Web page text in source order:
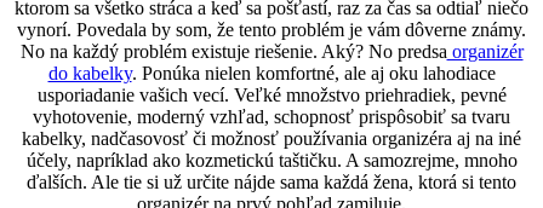
ktorom sa všetko stráca a keď sa pošťastí, raz za čas sa odtiaľ niečo
vynorí. Povedala by som, že tento problém je vám dôverne známy.
No na každý problém existuje riešenie. Aký? No predsa organizér
do kabelky. Ponúka nielen komfortné, ale aj oku lahodiace
usporiadanie vašich vecí. Veľké množstvo priehradiek, pevné
vyhotovenie, moderný vzhľad, schopnosť prispôsobiť sa tvaru
kabelky, nadčasovosť či možnosť používania organizéra aj na iné
účely, napríklad ako kozmetickú taštičku. A samozrejme, mnoho
ďalších. Ale tie si už určite nájde sama každá žena, ktorá si tento